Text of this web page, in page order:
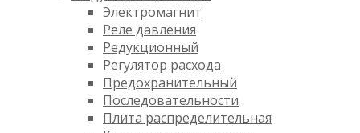
Электромагнит
Реле давления
Редукционный
Регулятор расхода
Предохранительный
Последовательности
Плита распределительная